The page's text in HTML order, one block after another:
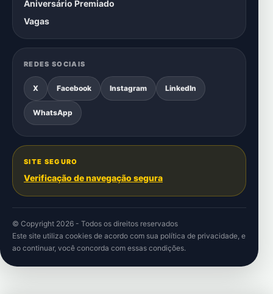
Aniversário Premiado
Vagas
REDES SOCIAIS
X Facebook Instagram LinkedIn
WhatsApp
SITE SEGURO
Verificação de navegação segura
© Copyright 2026 - Todos os direitos reservados
Este site utiliza cookies de acordo com sua política de privacidade, e
ao continuar, você concorda com essas condições.